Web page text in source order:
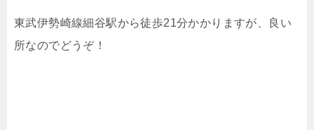
東武伊勢崎線細谷駅から徒歩21分かかりますが、良い
所なのでどうぞ！